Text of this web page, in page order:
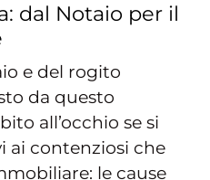
dal Notaio per il
e del rogito
da questo
all’occhio se si
ai contenziosi che
le cause